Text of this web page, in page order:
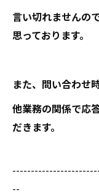
言い切れませんの
思っております。
また、問い合わせ
他業務の関係で応
だきます。
--